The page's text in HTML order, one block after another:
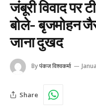
जंबूरी विवाद पर
बोले- बृजमोहन जैसे
जाना दुखद
Byपंकज विश्वकर्मा
Share